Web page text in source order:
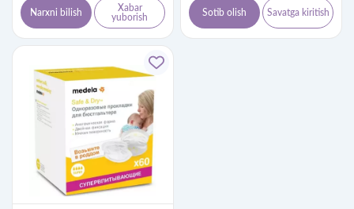
Narxni bilish
Xabar
yuborish
Sotib olish Savatga kiritish